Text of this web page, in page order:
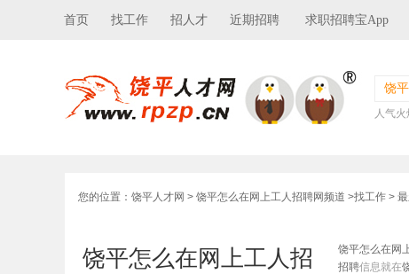
首页 找工作 招人才 近期招聘 求职招聘宝App
饶
人气
您的位置： 饶平人才网 > 饶平怎么在网上工人招聘网频道 >找工作 >
饶平怎么在网上工人招
饶平怎么在网
招聘信息就在